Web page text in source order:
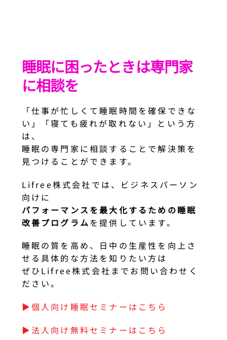
睡眠に困ったときは専門家
に相談を
「仕事が忙しくて睡眠時間を確保できな
い」「寝ても疲れが取れない」という方
は、
睡眠の専門家に相談することで解決策を
見つけることができます。
Lifree株式会社では、ビジネスパーソン
向けに
パフォーマンスを最大化するための睡眠
改善プログラムを提供しています。
睡眠の質を高め、日中の生産性を向上さ
せる具体的な方法を知りたい方は
ぜひLifree株式会社までお問い合わせく
ださい。
▶︎個人向け睡眠セミナーはこちら
▶︎法人向け無料セミナーはこちら